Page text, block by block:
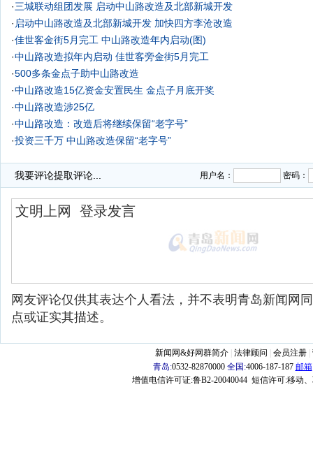
·三城联动组团发展 启动中山路改造及北部新城开发
· 启动中山路改造及北部新城开发 加快四方李沧改造
·佳世客金街5月完工 中山路改造年内启动(图)
·中山路改造拟年内启动 佳世客旁金街5月完工
·500多条金点子助中山路改造
·中山路改造15亿资金安置民生 金点子月底开奖
·中山路改造涉25亿
·中山路改造：改造后将继续保留“老字号”
·投资三千万 中山路改造保留“老字号”
我要评论提取评论... 用户名： 密码：
网友评论仅供其表达个人看法，并不表明青岛新闻网
点或证实其描述。